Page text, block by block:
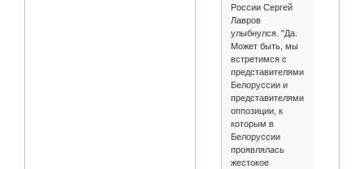
России Сергей
Лавров
улыбнулся. "Да.
Может быть, мы
встретимся с
представителями
Белоруссии и
представителями
оппозиции, к
которым в
Белоруссии
проявлялась
жестокое